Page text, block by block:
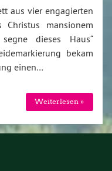
aus vier engagierten
Christus mansionem
dieses Haus“
bekam
einen…
Weiterlesen »